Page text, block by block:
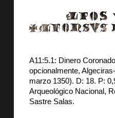
A11:5.1: Dinero
opcionalmente,
marzo 1350). D: 18. P:
Arqueológico Nacional,
Sastre Salas.